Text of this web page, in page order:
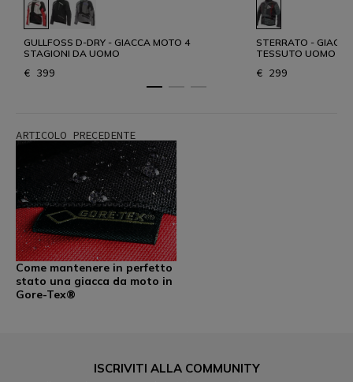
GULLFOSS D-DRY - GIACCA MOTO 4
STAGIONI DA UOMO
€ 399
STERRATO -
TESSUTO UOMO
€ 299
ARTICOLO PRECEDENTE
Come mantenere in perfetto
stato una giacca da moto in
Gore-Tex®
ISCRIVITI ALLA COMMUNITY